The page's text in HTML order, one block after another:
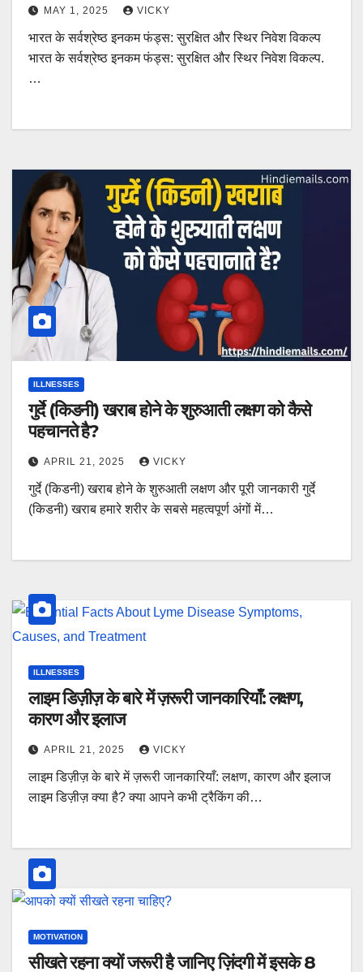
MAY 1, 2025 VICKY
भारत के सर्वश्रेष्ठ इनकम फंड्स: सुरक्षित और स्थिर निवेश विकल्प
भारत के सर्वश्रेष्ठ इनकम फंड्स: सुरक्षित और स्थिर निवेश विकल्प.
…
ILLNESSES
गुर्दे (किडनी) खराब होने के शुरुआती लक्षण को कैसे
पहचानते है?
APRIL 21, 2025 VICKY
गुर्दे (किडनी) खराब होने के शुरुआती लक्षण और पूरी जानकारी गुर्दे
(किडनी) खराब हमारे शरीर के सबसे महत्वपूर्ण अंगों में…
ILLNESSES
लाइम डिज़ीज़ के बारे में ज़रूरी जानकारियाँ: लक्षण,
कारण और इलाज
APRIL 21, 2025 VICKY
लाइम डिज़ीज़ के बारे में ज़रूरी जानकारियाँ: लक्षण, कारण और इलाज
लाइम डिज़ीज़ क्या है? क्या आपने कभी ट्रैकिंग की…
MOTIVATION
सीखते रहना क्यों जरूरी है जानिए ज़िंदगी में इसके 8